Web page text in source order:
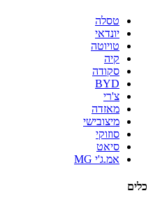
טסלה
יונדאי
טויוטה
קיה
סקודה
BYD
צ'רי
מאזדה
מיצובישי
סוזוקי
סיאט
אמ.ג'י MG
כלים